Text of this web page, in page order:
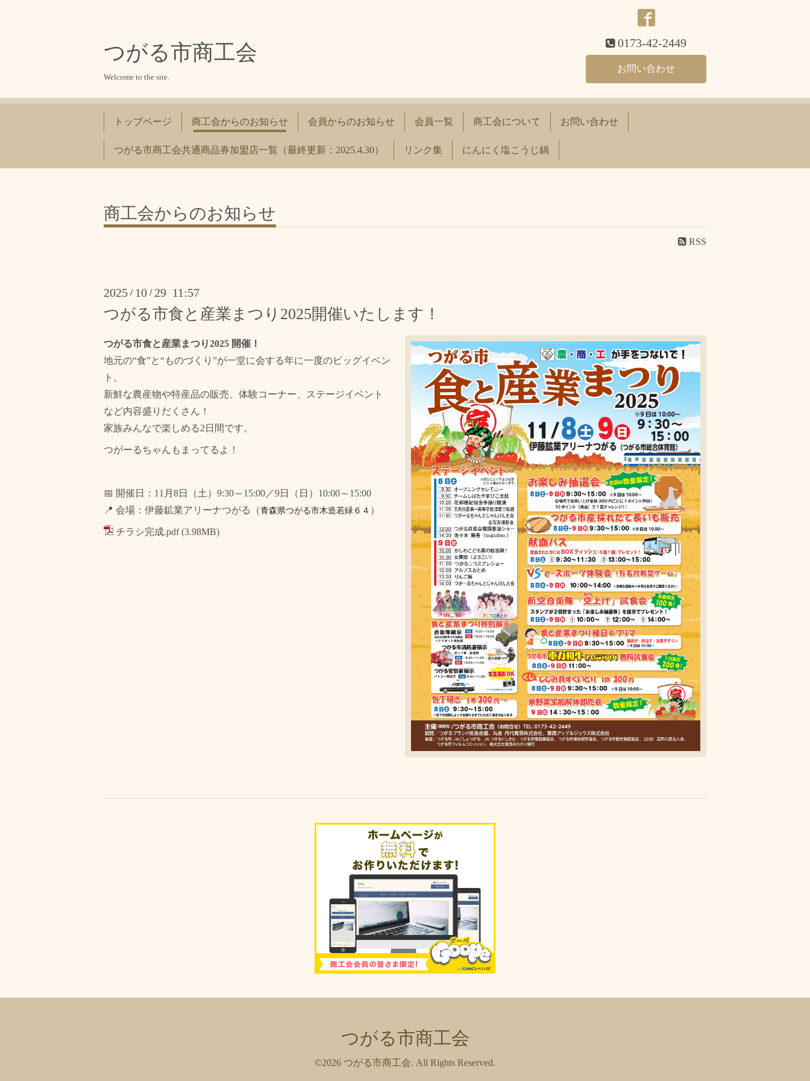
つがる市商工会
Welcome to the site.
0173-42-2449
お問い合わせ
トップページ 商工会からのお知らせ 会員からのお知らせ 会員一覧 商工会について お問い合わせ
つがる市商工会共通商品券加盟店一覧（最終更新：2025.4.30） リンク集 にんにく塩こうじ鍋
商工会からのお知らせ
RSS
2025 / 10 / 29 11:57
つがる市食と産業まつり2025開催いたします！
つがる市食と産業まつり2025 開催！
地元の“食”と“ものづくり”が一堂に会する年に一度のビッグイベン
ト。
新鮮な農産物や特産品の販売、体験コーナー、ステージイベント
など内容盛りだくさん！
家族みんなで楽しめる2日間です。
つがーるちゃんもまってるよ！
📅 開催日：11月8日（土）9:30～15:00／9日（日）10:00～15:00
📍 会場：伊藤鉱業アリーナつがる（青森県つがる市木造若緑６４ ）
チラシ完成.pdf (3.98MB)
つがる市商工会
©2026 つがる市商工会. All Rights Reserved.